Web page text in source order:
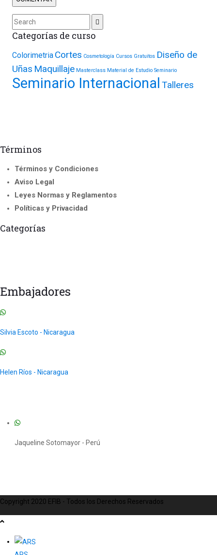
Categorías de curso
Colorimetria Cortes Cosmetología Cursos Gratuitos Diseño de
Uñas Maquillaje Masterclass Material de Estudio Seminario
Seminario Internacional Talleres
Términos
Términos y Condiciones
Aviso Legal
Leyes Normas y Reglamentos
Políticas y Privacidad
Categorías
Embajadores
Silvia Escoto - Nicaragua
Helen Ríos - Nicaragua
Jaqueline Sotomayor - Perú
Copyright 2020 EFIB - Todos los Derechos Reservados